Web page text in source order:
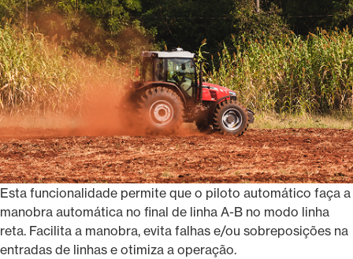
Esta funcionalidade permite que o piloto automático faça a
manobra automática no final de linha A-B no modo linha
reta. Facilita a manobra, evita falhas e/ou sobreposições na
entradas de linhas e otimiza a operação.